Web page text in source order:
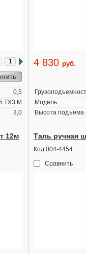
0,5
TX3 M
3,0
4 830 руб.
Модель:
Высота подъема
12м Таль ручная
Код 004-4454
Сравнить